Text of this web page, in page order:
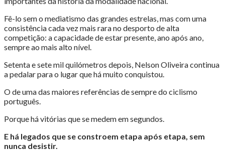
Fê-lo sem o mediatismo das grandes estrelas, mas com uma
consistência cada vez mais rara no desporto de alta
competição: a capacidade de estar presente, ano após ano,
sempre ao mais alto nível.
Setenta e sete mil quilómetros depois, Nelson Oliveira continua
a pedalar para o lugar que há muito conquistou.
O de uma das maiores referências de sempre do ciclismo
português.
Porque há vitórias que se medem em segundos.
E há legados que se constroem etapa após etapa, sem
nunca desistir.